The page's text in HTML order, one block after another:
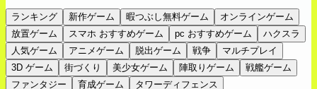
ランキング 新作ゲーム 暇つぶし無料ゲーム
オンラインゲーム
放置ゲーム
スマホ おすすめゲーム pc おすすめゲーム
ハクスラ
人気ゲーム
アニメゲーム 脱出ゲーム 戦争
マルチプレイ
3D ゲーム
街づくり 美少女ゲーム 陣取りゲーム
戦艦ゲーム
ファンタジー
育成ゲーム
タワーディフェンス